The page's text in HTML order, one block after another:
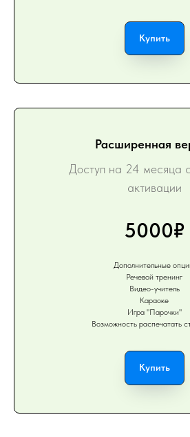
Купить
Расширенная
Доступ на 24 месяца
активации
5000₽
Дополнительные
Речевой тренинг
Видео-учитель
Караоке
Игра "Парочки"
Возможность распечатать
Купить